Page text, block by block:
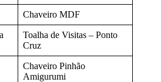
Chaveiro MDF
Toalha de Visitas – Ponto
Cruz
Chaveiro Pinhão
Amigurumi